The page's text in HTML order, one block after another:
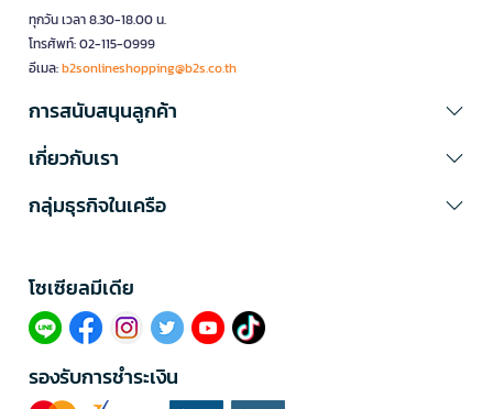
ทุกวัน เวลา 8.30-18.00 น.
โทรศัพท์: 02-115-0999
อีเมล:b2sonlineshopping@b2s.co.th
การสนับสนุนลูกค้า
เกี่ยวกับเรา
กลุ่มธุรกิจในเครือ
โซเซียลมีเดีย​
รองรับการชำระเงิน